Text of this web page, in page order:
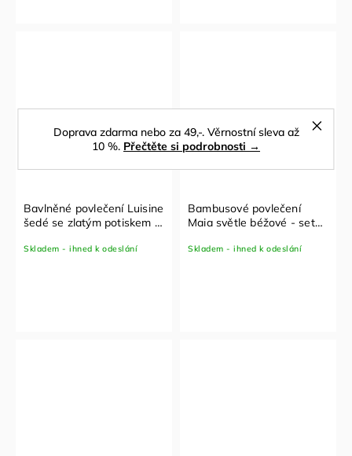
Doprava zdarma nebo za 49,-. Věrnostní sleva až
10 %. Přečtěte si podrobnosti →
Bavlněné povlečení Luisine
šedé se zlatým potiskem -
cm
Skladem - ihned k odeslání
Bambusové povlečení
Maia světle béžové - set
Skladem - ihned k odeslání